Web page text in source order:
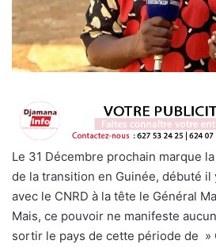
Le 31 Décembre prochain marque
de la transition en Guinée, débuté il
avec le CNRD à la tête le Général
Mais, ce pouvoir ne manifeste
sortir le pays de cette période de »